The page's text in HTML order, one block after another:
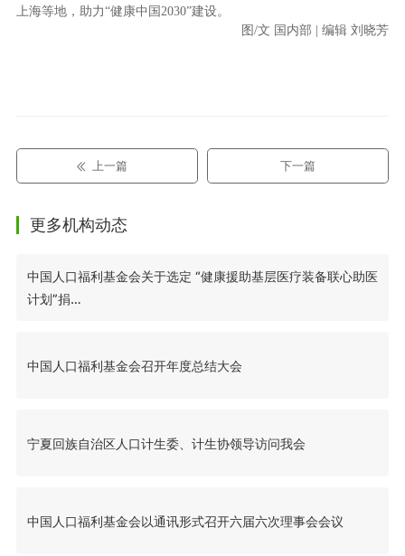
上海等地，助力“健康中国2030”建设。
图/文 国内部 | 编辑 刘晓芳
上一篇 下一篇
更多机构动态
中国人口福利基金会关于选定 “健康援助基层医疗装备联心助医
计划”捐…
中国人口福利基金会召开年度总结大会
宁夏回族自治区人口计生委、计生协领导访问我会
中国人口福利基金会以通讯形式召开六届六次理事会会议